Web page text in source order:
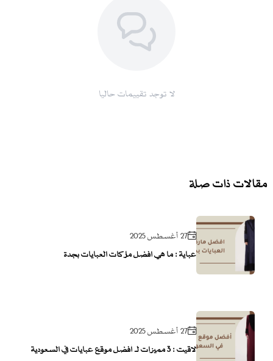
لا توجد تقييمات حاليا
مقالات ذات صلة
27 أغسطس 2025
عباية : ما هي افضل ماركات العبايات بجدة
27 أغسطس 2025
لاقيت : 3 مميزات لـ أفضل موقع عبايات في السعودية